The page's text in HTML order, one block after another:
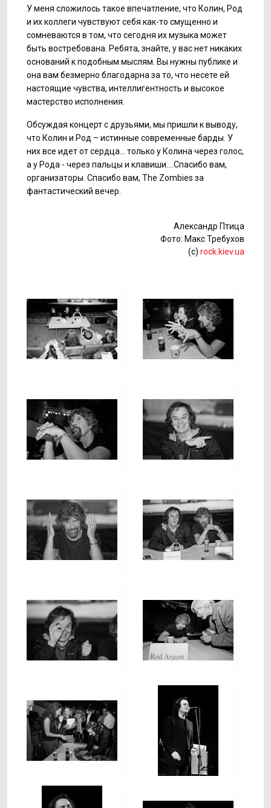
У меня сложилось такое впечатление, что Колин, Род
и их коллеги чувствуют себя как-то смущенно и
сомневаются в том, что сегодня их музыка может
быть востребована. Ребята, знайте, у вас нет никаких
оснований к подобным мыслям. Вы нужны публике и
она вам безмерно благодарна за то, что несете ей
настоящие чувства, интеллигентность и высокое
мастерство исполнения.
Обсуждая концерт с друзьями, мы пришли к выводу,
что Колин и Род – истинные современные барды. У
них все идет от сердца... только у Колина через голос,
а у Рода - через пальцы и клавиши....Спасибо вам,
организаторы. Спасибо вам, The Zombies за
фантастический вечер.
Александр Птица
Фото: Макс Требухов
(c) rock.kiev.ua